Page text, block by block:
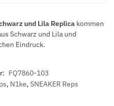
und Lila Replica kommen
Schwarz und Lila und
Eindruck.
FQ7860-103
, N1ke, SNEAKER Reps